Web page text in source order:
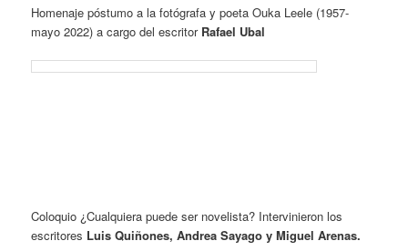
Homenaje póstumo a la fotógrafa y poeta Ouka Leele (1957-
mayo 2022) a cargo del escritor Rafael Ubal
Coloquio ¿Cualquiera puede ser novelista? Intervinieron los
escritores Luis Quiñones, Andrea Sayago y Miguel Arenas.